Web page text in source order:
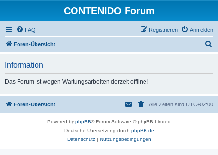
CONTENIDO Forum
FAQ Anmelden
Registrieren
Foren-Übersicht
Information
Das Forum ist wegen Wartungsarbeiten derzeit offline!
Foren-Übersicht Alle Zeiten sind UTC+02:00
Powered by phpBB® Forum Software © phpBB Limited
Deutsche Übersetzung durch phpBB.de
Datenschutz| Nutzungsbedingungen